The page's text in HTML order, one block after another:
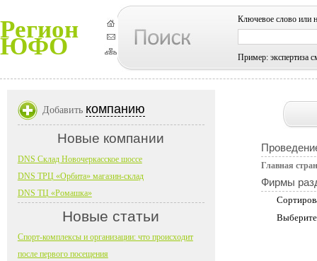
Регион
ЮФО
Ключевое слово или
Пример: экспертиза
Главная
Фирмы
Добавить компанию
Новые компании
DNS Склад Новочеркасское шоссе
DNS ТРЦ «Орбита» магазин-склад
DNS ТЦ «Ромашка»
Новые статьи
Спорт-комплексы и организации: что происходит
после первого посещения